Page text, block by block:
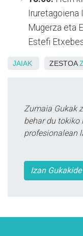
Iruretagoiena
Mugerza eta
Estefi
JAIAK ZESTOA
Zumaia Gukak
behar du tokiko
profesionalean
Izan Gukakide